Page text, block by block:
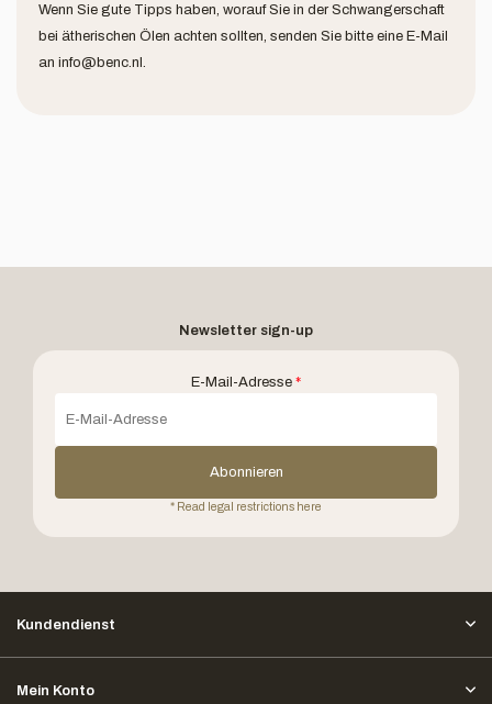
Wenn Sie gute Tipps haben, worauf Sie in der Schwangerschaft
bei ätherischen Ölen achten sollten, senden Sie bitte eine E-Mail
an info@benc.nl .
Newsletter sign-up
E-Mail-Adresse *
Abonnieren
* Read legal restrictions here
Kundendienst
Mein Konto